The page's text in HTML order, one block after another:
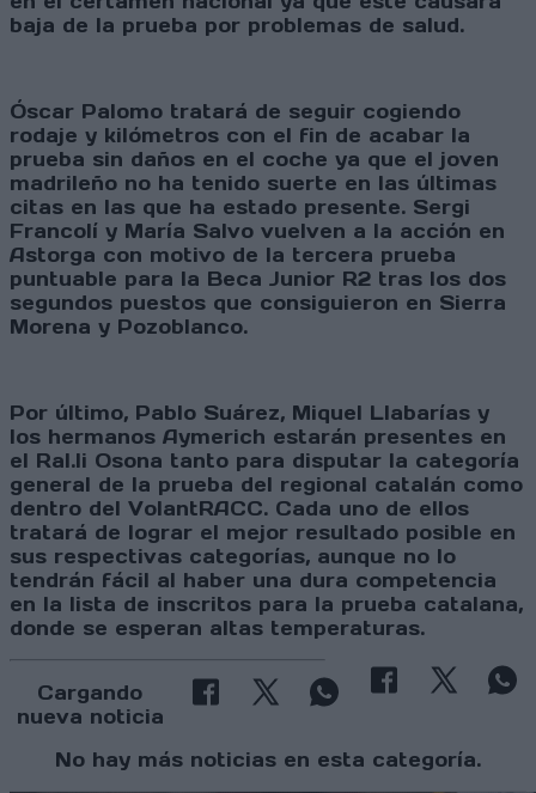
baja de la prueba por problemas de salud.
Óscar Palomo tratará de seguir cogiendo
rodaje y kilómetros con el fin de acabar la
prueba sin daños en el coche ya que el joven
madrileño no ha tenido suerte en las últimas
citas en las que ha estado presente. Sergi
Francolí y María Salvo vuelven a la acción en
Astorga con motivo de la tercera prueba
puntuable para la Beca Junior R2 tras los dos
segundos puestos que consiguieron en Sierra
Morena y Pozoblanco.
Por último, Pablo Suárez, Miquel Llabarías y
los hermanos Aymerich estarán presentes en
el Ral.li Osona tanto para disputar la categoría
general de la prueba del regional catalán como
dentro del VolantRACC. Cada uno de ellos
tratará de lograr el mejor resultado posible en
sus respectivas categorías, aunque no lo
tendrán fácil al haber una dura competencia
en la lista de inscritos para la prueba catalana,
donde se esperan altas temperaturas.
Cargando
nueva noticia
No hay más noticias en esta categoría.